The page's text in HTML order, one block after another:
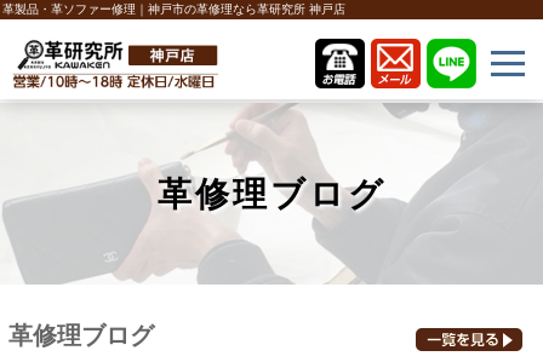
革製品・革ソファー修理｜神戸市の革修理なら革研究所 神戸店
革修理ブログ
革修理ブログ